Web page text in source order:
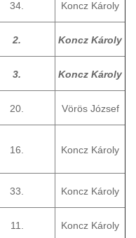
34. Koncz Károly
2. Koncz Károly
3. Koncz Károly
20. Vörös József
16. Koncz Károly
33. Koncz Károly
11. Koncz Károly